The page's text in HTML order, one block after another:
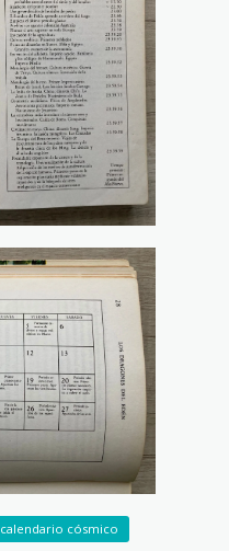
calendario cósmico